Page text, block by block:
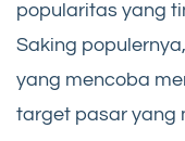
popularitas yang
Saking
yang mencoba
target pasar yang